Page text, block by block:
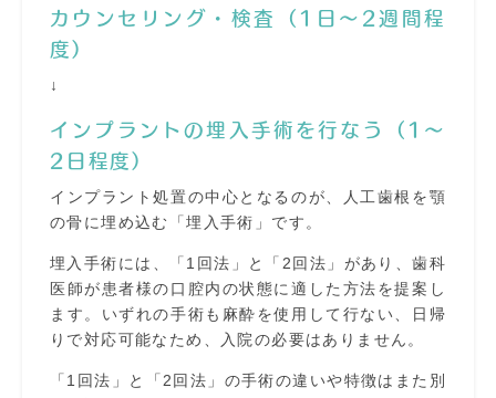
カウンセリング・検査（1日～2週間程
度）
↓
インプラントの埋入手術を行なう（1～
2日程度）
インプラント処置の中心となるのが、人工歯根を顎
の骨に埋め込む「埋入手術」です。
埋入手術には、「1回法」と「2回法」があり、歯科
医師が患者様の口腔内の状態に適した方法を提案し
ます。いずれの手術も麻酔を使用して行ない、日帰
りで対応可能なため、入院の必要はありません。
「1回法」と「2回法」の手術の違いや特徴はまた別